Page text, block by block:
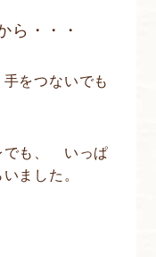
ら・・・
をつないでも
でも、 いっぱ
ました。